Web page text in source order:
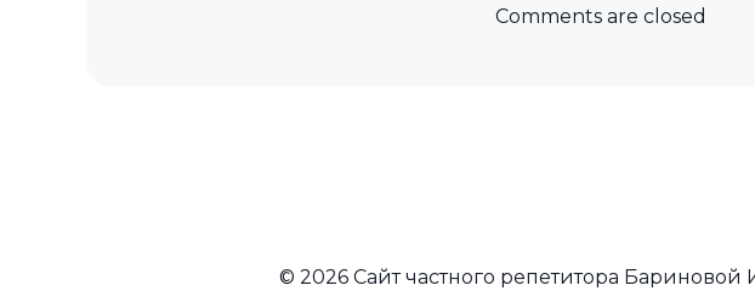
Comments are closed
© 2026 Сайт частного репетитора